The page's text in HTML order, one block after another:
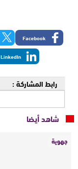
Facebook
LinkedIn
رابط المشاركة :
شاهد أيضا
جهوية